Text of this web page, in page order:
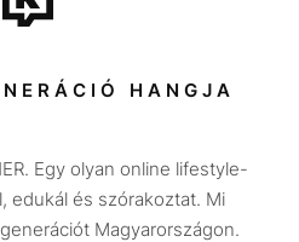
Sport
Utazás
Életmód
HANGJA
Egy olyan online lifestyle-
edukál és szórakoztat. Mi
Magyarországon.